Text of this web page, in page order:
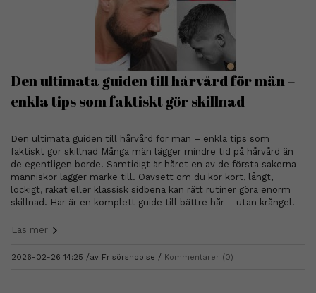
Den ultimata guiden till hårvård för män –
enkla tips som faktiskt gör skillnad
Den ultimata guiden till hårvård för män – enkla tips som
faktiskt gör skillnad Många män lägger mindre tid på hårvård än
de egentligen borde. Samtidigt är håret en av de första sakerna
människor lägger märke till. Oavsett om du kör kort, långt,
lockigt, rakat eller klassisk sidbena kan rätt rutiner göra enorm
skillnad. Här är en komplett guide till bättre hår – utan krångel.
2026-02-26 14:25 /av Frisörshop.se Kommentarer (0)
Läs mer